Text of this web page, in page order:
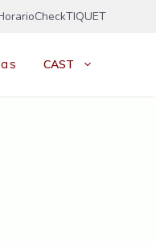
CheckTIQUET
CAST